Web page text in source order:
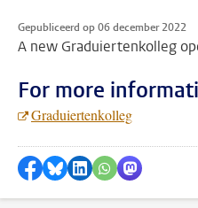
Gepubliceerd op 06 december 2022
A new Graduiertenkolleg
For more
Graduiertenkolleg
Delen op Facebook
Delen via Bluesky
Delen op LinkedIn
Delen via